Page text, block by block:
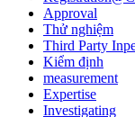
Approval
Thử nghiệm
Third Party
Kiểm định
measurement
Expertise
Investigating